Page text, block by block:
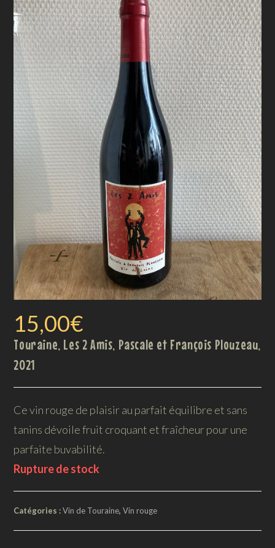
15,00€
Touraine, Les 2 Amis, Pascale et François Plouzeau,
2021
Ce vin rouge de plaisir au parfait équilibre et sans
tanins dévoile fruit croquant et fraîcheur pour une
parfaite buvabilité.
Rupture de stock
Catégories :Vin de Touraine,Vin rouge